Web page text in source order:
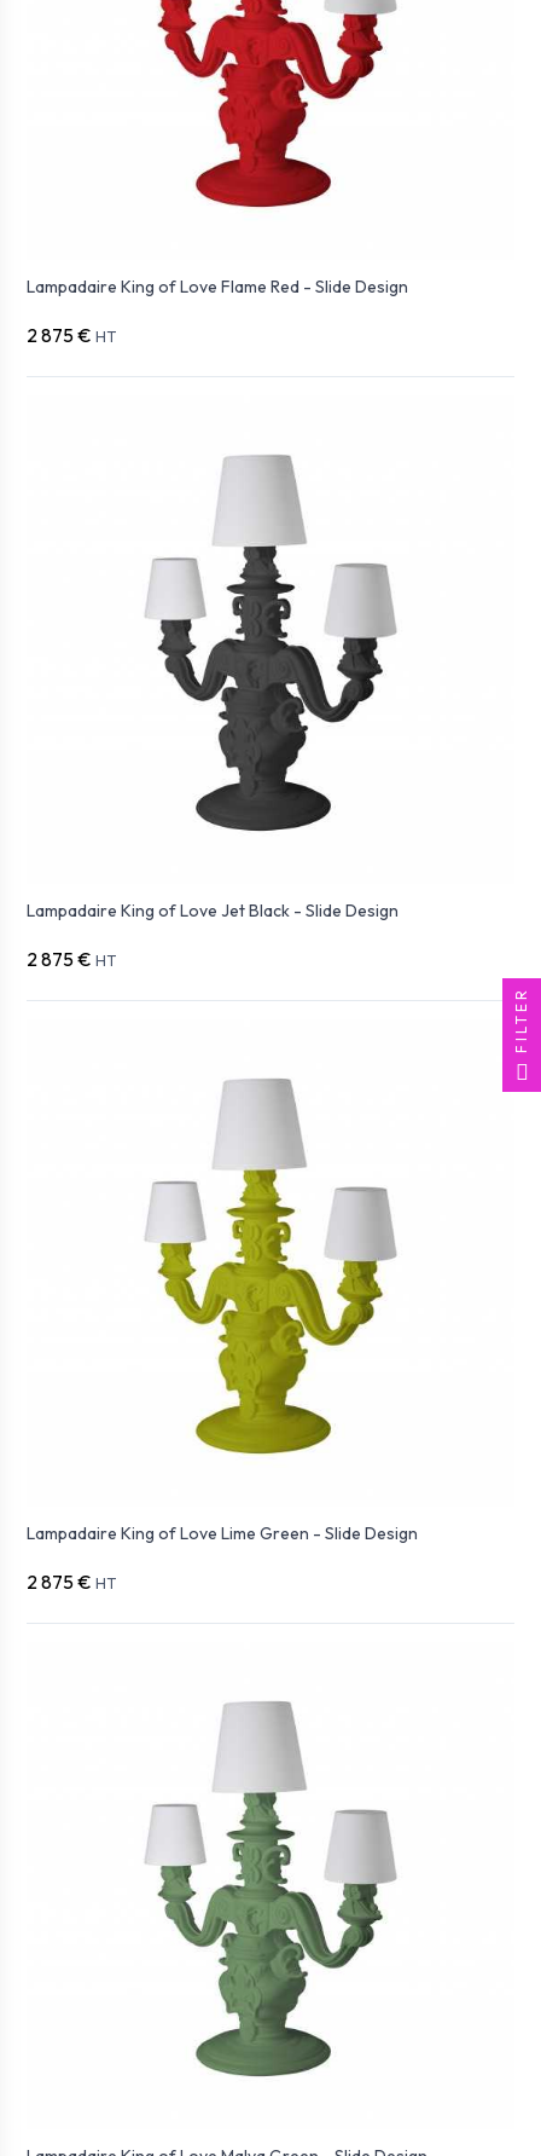
Lampadaire King of Love Flame Red - Slide Design
2 875 € HT
Lampadaire King of Love Jet Black - Slide Design
2 875 € HT
Lampadaire King of Love Lime Green - Slide Design
2 875 € HT
FILTER